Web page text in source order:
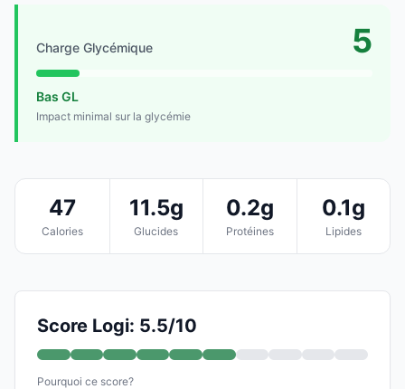
Charge Glycémique 5
Bas GL
Impact minimal sur la glycémie
47
Calories
11.5g
Glucides
0.2g
Protéines
0.1g
Lipides
Score Logi: 5.5/10
Pourquoi ce score?